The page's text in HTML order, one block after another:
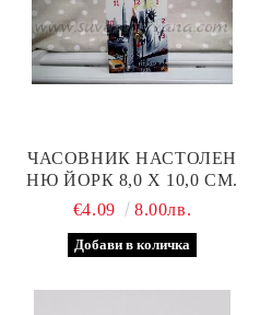
ЧАСОВНИК НАСТОЛЕН
НЮ ЙОРК 8,0 Х 10,0 СМ.
€4.09
8.00лв.